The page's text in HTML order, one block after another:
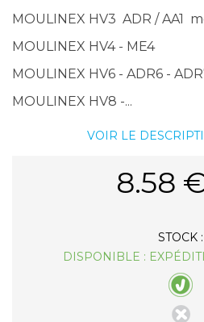
MOULINEX HV3 ADR / AA1
MOULINEX HV4 - ME4
MOULINEX HV6 - ADR6 -
MOULINEX HV8 -...
VOIR LE
8.58
STOCK :
DISPONIBLE :